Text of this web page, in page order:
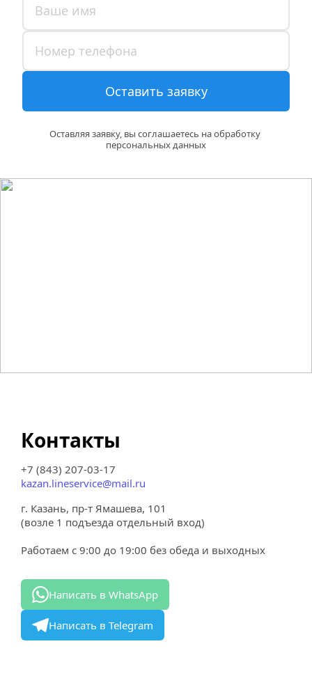
Оставить заявку
Оставляя заявку, вы соглашаетесь на обработку
персональных данных
Контакты
+7 (843) 207-03-17
kazan.lineservice@mail.ru
г. Казань, пр-т Ямашева, 101
(возле 1 подъезда отдельный вход)
Работаем с 9:00 до 19:00 без обеда и выходных
Написать в WhatsApp
Написать в Telegram